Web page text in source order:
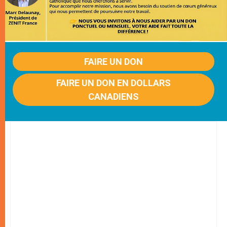
FAIRE UN DON
FAIRE UN DON EN DOLLARS
CANADIENS